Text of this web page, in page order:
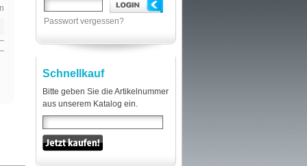
Passwort vergessen?
Schnellkauf
Bitte geben Sie die Artikelnummer
aus unserem Katalog ein.